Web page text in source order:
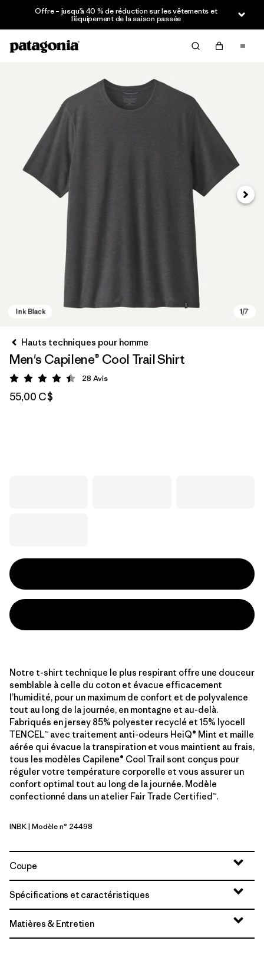
Offre – jusqu’à 40 % de réduction sur les vêtements et
l’équipement de la saison passée
Hauts techniques pour homme
Men's Capilene® Cool Trail Shirt
Évaluation: 4.5 / 5
28 Avis
55,00 C$
Notre t-shirt technique le plus respirant offre une douceur
semblable à celle du coton et évacue efficacement
l’humidité, pour un maximum de confort et de polyvalence
tout au long de la journée, en montagne et au-delà.
Fabriqués en jersey 85% polyester recyclé et 15% lyocell
TENCEL™ avec traitement anti-odeurs HeiQ® Mint et maille
aérée qui évacue la transpiration et vous maintient au frais,
tous les modèles Capilene® Cool Trail sont conçus pour
réguler votre température corporelle et vous assurer un
confort optimal tout au long de la journée. Modèle
confectionné dans un atelier Fair Trade Certified™.
Ink Black
INBK| Modèle n° 24498
Coupe
Spécifications et caractéristiques
Matières & Entretien